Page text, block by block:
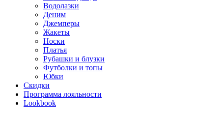
Водолазки
Деним
Джемперы
Жакеты
Носки
Платья
Рубашки и блузки
Футболки и топы
Юбки
Скидки
Программа лояльности
Lookbook